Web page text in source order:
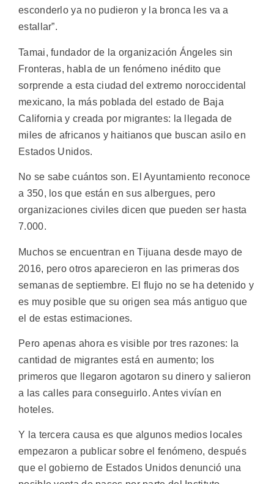
esconderlo ya no pudieron y la bronca les va a
estallar”.
Tamai, fundador de la organización Ángeles sin
Fronteras, habla de un fenómeno inédito que
sorprende a esta ciudad del extremo noroccidental
mexicano, la más poblada del estado de Baja
California y creada por migrantes: la llegada de
miles de africanos y haitianos que buscan asilo en
Estados Unidos.
No se sabe cuántos son. El Ayuntamiento reconoce
a 350, los que están en sus albergues, pero
organizaciones civiles dicen que pueden ser hasta
7.000.
Muchos se encuentran en Tijuana desde mayo de
2016, pero otros aparecieron en las primeras dos
semanas de septiembre. El flujo no se ha detenido y
es muy posible que su origen sea más antiguo que
el de estas estimaciones.
Pero apenas ahora es visible por tres razones: la
cantidad de migrantes está en aumento; los
primeros que llegaron agotaron su dinero y salieron
a las calles para conseguirlo. Antes vivían en
hoteles.
Y la tercera causa es que algunos medios locales
empezaron a publicar sobre el fenómeno, después
que el gobierno de Estados Unidos denunció una